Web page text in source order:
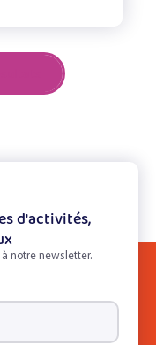
d'activités,
notre newsletter.